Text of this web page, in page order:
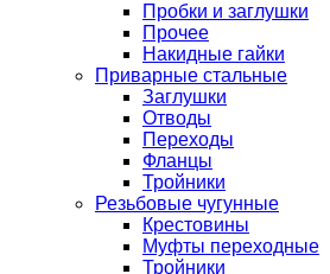
Пробки и заглушки
Прочее
Накидные гайки
Приварные стальные
Заглушки
Отводы
Переходы
Фланцы
Тройники
Резьбовые чугунные
Крестовины
Муфты переходные
Тройники